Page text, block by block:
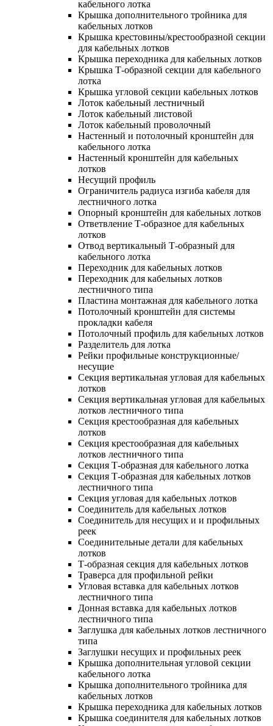
кабельного лотка
Крышка дополнительного тройника для
кабельных лотков
Крышка крестовины/крестообразной секции
для кабельных лотков
Крышка переходника для кабельных лотков
Крышка Т-образной секции для кабельного
лотка
Крышка угловой секции кабельных лотков
Лоток кабельный лестничный
Лоток кабельный листовой
Лоток кабельный проволочный
Настенный и потолочный кронштейн для
кабельного лотка
Настенный кронштейн для кабельных
лотков
Несущий профиль
Ограничитель радиуса изгиба кабеля для
лестничного лотка
Опорный кронштейн для кабельных лотков
Ответвление Т-образное для кабельных
лотков
Отвод вертикальный Т-образный для
кабельного лотка
Переходник для кабельных лотков
Переходник для кабельных лотков
лестничного типа
Пластина монтажная для кабельного лотка
Потолочный кронштейн для системы
прокладки кабеля
Потолочный профиль для кабельных лотков
Разделитель для лотка
Рейки профильные конструкционные/
несущие
Секция вертикальная угловая для кабельных
лотков
Секция вертикальная угловая для кабельных
лотков лестничного типа
Секция крестообразная для кабельных
лотков
Секция крестообразная для кабельных
лотков лестничного типа
Секция Т-образная для кабельного лотка
Секция Т-образная для кабельных лотков
лестничного типа
Секция угловая для кабельных лотков
Соединитель для кабельных лотков
Соединитель для несущих и и профильных
реек
Соединительные детали для кабельных
лотков
Т-образная секция для кабельных лотков
Траверса для профильной рейки
Угловая вставка для кабельных лотков
лестничного типа
Донная вставка для кабельных лотков
лестничного типа
Заглушка для кабельных лотков лестничного
типа
Заглушки несущих и профильных реек
Крышка дополнительная угловой секции
кабельного лотка
Крышка дополнительного тройника для
кабельных лотков
Крышка переходника для кабельных лотков
Крышка соединителя для кабельных лотков